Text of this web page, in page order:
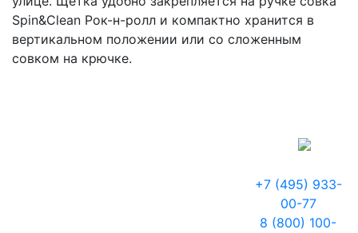
Spin&Clean Рок-н-ролл и компактно хранится в
вертикальном положении или со сложенным
совком на крючке.
+7 (495) 933-
00-77
8 (800) 100-